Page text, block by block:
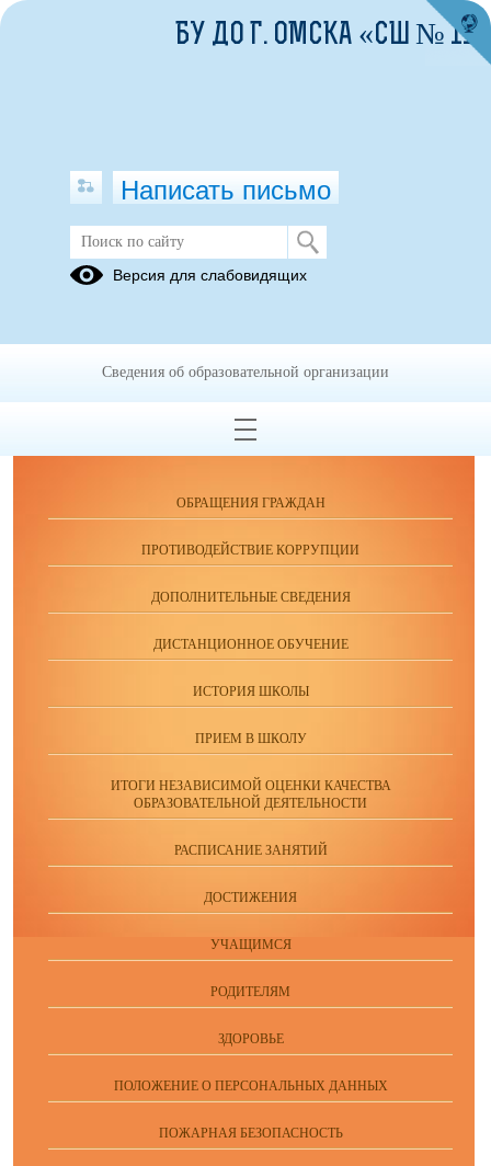
Антикоррупционная экспертиза
ОБРАЩЕНИЯ ГРАЖДАН
ПРОТИВОДЕЙСТВИЕ КОРРУПЦИИ
ДОПОЛНИТЕЛЬНЫЕ СВЕДЕНИЯ
ДИСТАНЦИОННОЕ ОБУЧЕНИЕ
ИСТОРИЯ ШКОЛЫ
ПРИЕМ В ШКОЛУ
ИТОГИ НЕЗАВИСИМОЙ ОЦЕНКИ КАЧЕСТВА
ОБРАЗОВАТЕЛЬНОЙ ДЕЯТЕЛЬНОСТИ
РАСПИСАНИЕ ЗАНЯТИЙ
ДОСТИЖЕНИЯ
УЧАЩИМСЯ
РОДИТЕЛЯМ
ЗДОРОВЬЕ
ПОЛОЖЕНИЕ О ПЕРСОНАЛЬНЫХ ДАННЫХ
ПОЖАРНАЯ БЕЗОПАСНОСТЬ
БУ ДО Г. ОМСКА «СШ № 11»
Написать письмо
Версия для слабовидящих
Сведения об образовательной организации